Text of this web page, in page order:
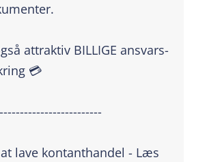
attraktiv BILLIGE ansvars-
💳
lave kontanthandel - Læs